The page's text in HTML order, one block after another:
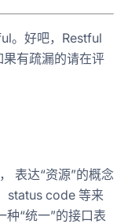
。好吧，Restful
有疏漏的请在评
表达“资源”的概念
status code 等来
“统一”的接口表